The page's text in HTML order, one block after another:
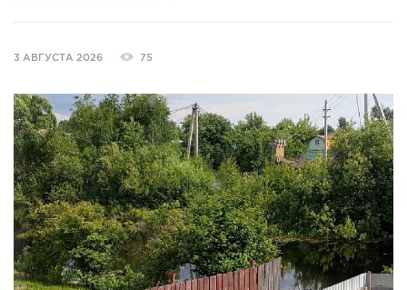
КАМЕРЫ
КОНКУРСЫ
СТАТЬИ
ГОЛОСОВАНИЯ
ПРЕДЛОЖИТЬ НОВОСТЬ
ФОТО
3 АВГУСТА 2026 75